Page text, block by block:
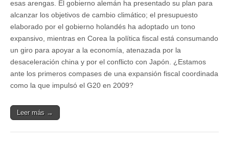
esas arengas. El gobierno alemán ha presentado su plan para
alcanzar los objetivos de cambio climático; el presupuesto
elaborado por el gobierno holandés ha adoptado un tono
expansivo, mientras en Corea la política fiscal está consumando
un giro para apoyar a la economía, atenazada por la
desaceleración china y por el conflicto con Japón. ¿Estamos
ante los primeros compases de una expansión fiscal coordinada
como la que impulsó el G20 en 2009?
Leer más →